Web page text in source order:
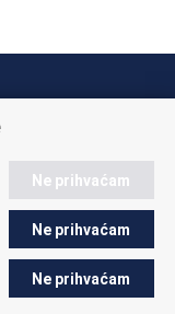
Ne prihvaćam
Ne prihvaćam
Ne prihvaćam